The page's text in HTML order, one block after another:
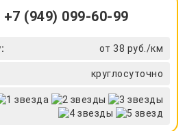
(949) 099-60-99
от 38 руб./км
круглосуточно